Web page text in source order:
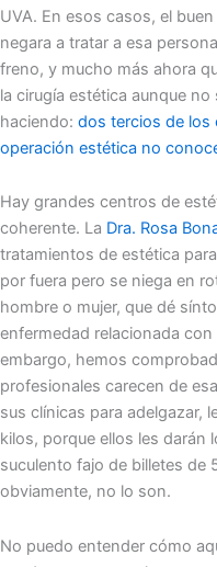
UVA. En esos casos, el
negara a tratar a esa
freno, y mucho más ahora
la cirugía estética aunque
haciendo: dos tercios de los
operación estética no
Hay grandes centros de
coherente. La Dra. Rosa
tratamientos de estética
por fuera pero se niega en
hombre o mujer, que dé
enfermedad relacionada
embargo, hemos
profesionales carecen de
sus clínicas para adelgazar,
kilos, porque ellos les darán
suculento fajo de billetes de
obviamente, no lo son.
No puedo entender cómo